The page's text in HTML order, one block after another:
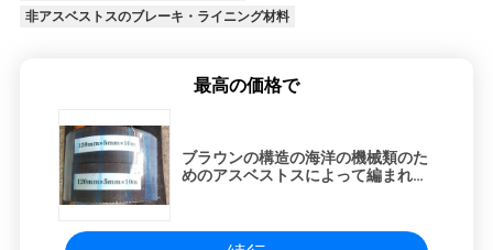
要
非アスベストスのブレーキ・ライニング材料
最高の価格で
ブラウンの構造の海洋の機械類のた
めのアスベストスによって編まれる